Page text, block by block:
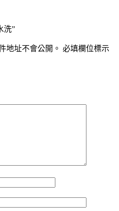
洗”
地址不會公開。 必填欄位標示